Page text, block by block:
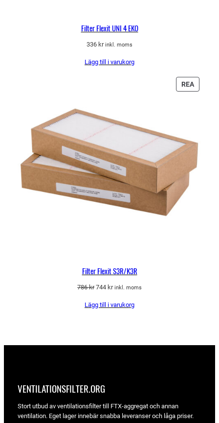
Filter Flexit UNI 4 EKO
336 kr inkl. moms
Lägg till i varukorg
REA
PÅ
Filter Flexit S3R/K3R
786kr Det
priset
744 krDet
priset
inkl. moms
Lägg till i varukorg
VENTILATIONSFILTER­.ORG
Stort utbud av ventilationsfilter till FTX-aggregat och annan
ventilation. Eget lager innebär snabba leveranser och låga priser.